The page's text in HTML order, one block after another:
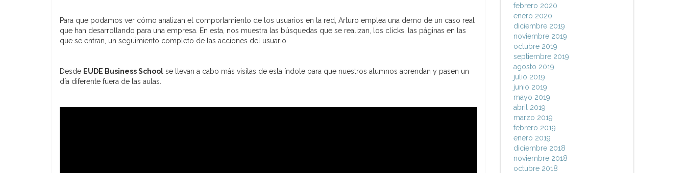
Para que podamos ver cómo analizan el comportamiento de los usuarios en la red, Arturo emplea una demo de un caso real
que han desarrollando para una empresa. En esta, nos muestra las búsquedas que se realizan, los clicks, las páginas en las
que se entran, un seguimiento completo de las acciones del usuario.
Desde EUDE Business School se llevan a cabo más visitas de esta índole para que nuestros alumnos aprendan y pasen un
día diferente fuera de las aulas.
febrero 2020
enero 2020
diciembre 2019
noviembre 2019
octubre 2019
septiembre 2019
agosto 2019
julio 2019
junio 2019
mayo 2019
abril 2019
marzo 2019
febrero 2019
enero 2019
diciembre 2018
noviembre 2018
octubre 2018